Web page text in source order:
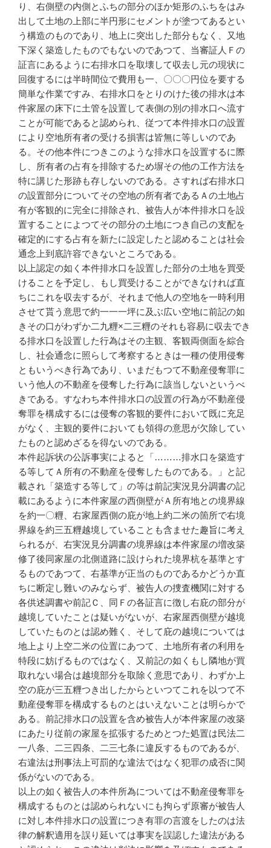
り、右側壁の内側とふちの部分のほか矩形のふちをはみ
出して土地の上部に半円形にセメントが塗つてあるとい
う構造のものであり、地上に突出した部分もなく、又地
下深く築造したものでもないのであつて、当審証人Ｆの
証言にあるように右排水口を取壊して収去し元の現状に
回復するには半時間位で費用も一、〇〇〇円位を要する
簡単な作業ですみ、右排水口をとりのけた後の排水は本
件家屋の床下に土管を設置して表側の別の排水口へ流す
ことが可能であると認められ、従つて本件排水口の設置
により空地所有者の受ける損害は皆無に等しいのであ
る。その他本件につきこのような排水口を設置するに際
し、所有者の占有を排除するため塀その他の工作方法を
特に講じた形跡も存しないのである。さすれば右排水口
の設置部分についてその空地の所有者であるＡの土地占
有が客観的に完全に排除され、被告人が本件排水口を設
置することによつてその部分の土地につき自己の支配を
確定的にする占有を新たに設定したと認めることは社会
通念上到底許容できないところである。
以上認定の如く本件排水口を設置した部分の土地を買受
けることを予定し、もし買受けることができなければ直
ちにこれを収去するが、それまで他人の空地を一時利用
させて貰う意思で約一一一坪に及ぶ広い空地に前記の如
きその口がわずか二九糎×二三糎のそれも容易に収去でき
る排水口を設置した行為はその主観、客観両側面を綜合
し、社会通念に照らして考察するときは一種の使用侵奪
ともいうべき行為であり、いまだもつて不動産侵奪罪に
いう他人の不動産を侵奪した行為に該当しないというべ
きである。すなわち本件排水口の設置の行為が不動産侵
奪罪を構成するには侵奪の客観的要件において既に充足
がなく、主観的要件においても領得の意思が欠除してい
たものと認めざるを得ないのである。
本件起訴状の公訴事実によると「………排水口を築造す
る等してＡ所有の不動産を侵奪したものである。」と記
載され「築造する等して」の等は前記実況見分調書の記
載にあるように本件家屋の西側壁がＡ所有地との境界線
を約一〇糎、右家屋西側の庇が地上約二米の箇所で右境
界線を約三五糎越境していることも含ませた趣旨に考え
られるが、右実況見分調書の境界線は本件家屋の増改築
修了後同家屋の北側道路に設けられた境界杭を基準とす
るものであつて、右基準が正当のものであるかどうか直
ちに断定し難いのみならず、被告人の捜査機関に対する
各供述調書や前記Ｃ、同Ｆの各証言に徴し右庇の部分が
越境していたことは疑いがないが、右家屋西側壁が越境
していたものとは認め難く、そして庇の越境については
地上より上空二米の位置にあつて、土地所有者の利用を
特段に妨げるものではなく、又前記の如くもし隣地が買
取れない場合は越境部分を取除く意思であり、わずか上
空の庇が三五糎つき出したからといつてこれを以つて不
動産侵奪罪を構成するものとはいえないことは明らかで
ある。前記排水口の設置を含め被告人が本件家屋の改築
にあたり従前の家屋を拡張するためとつた処置は民法二
一八条、二三四条、二三七条に違反するものであるが、
右違法は刑事法上可罰的な違法ではなく犯罪の成否に関
係がないのである。
以上の如く被告人の本件所為については不動産侵奪罪を
構成するものとは認められないにも拘らず原審が被告人
に対し本件排水口の設置につき有罪の言渡をしたのは法
律の解釈適用を誤り延いては事実を誤認した違法がある